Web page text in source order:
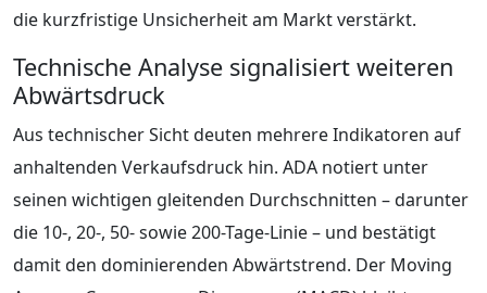
die kurzfristige Unsicherheit am Markt verstärkt.
Technische Analyse signalisiert weiteren
Abwärtsdruck
Aus technischer Sicht deuten mehrere Indikatoren auf
anhaltenden Verkaufsdruck hin. ADA notiert unter
seinen wichtigen gleitenden Durchschnitten – darunter
die 10-, 20-, 50- sowie 200-Tage-Linie – und bestätigt
damit den dominierenden Abwärtstrend. Der Moving